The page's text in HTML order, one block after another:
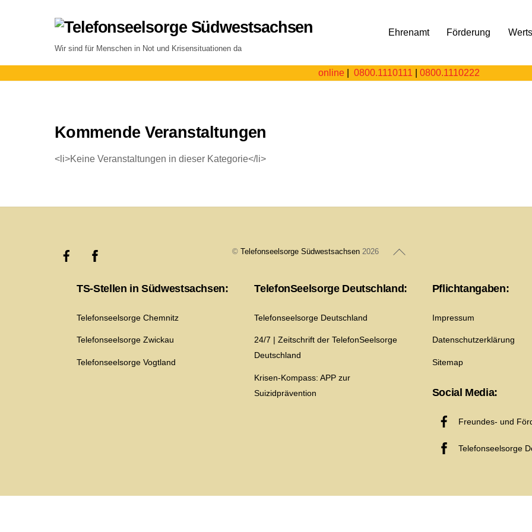
Wir sind für Menschen in Not und Krisensituationen da
Ehrenamt Förderung
online 0800.1110111 0800.1110222
Kommende Veranstaltungen
<li>Keine Veranstaltungen in dieser Kategorie</li>
Back
©Telefonseelsorge Südwestsachsen 2026
TS-Stellen in Südwestsachsen:
Telefonseelsorge Chemnitz
Telefonseelsorge Zwickau
Telefonseelsorge Vogtland
TelefonSeelsorge Deutschland:
Telefonseelsorge Deutschland
24/7 | Zeitschrift der TelefonSeelsorge
Deutschland
Krisen-Kompass: APP zur
Suizidprävention
Pflichtangaben:
Impressum
Datenschutzerklärung
Sitemap
Social Media:
Freundes- und
Telefonseelsorge